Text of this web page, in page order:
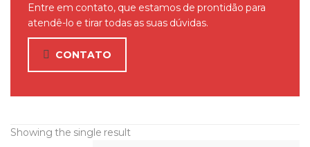
Showing the single result
Entre em contato, que estamos de prontidão para
atendê-lo e tirar todas as suas dúvidas.
CONTATO